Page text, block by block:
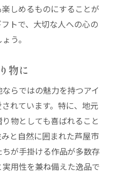
しめるものにすることが
トで、大切な人への心の
う。
物に
らではの魅力を持つアイ
れています。特に、地元
物としても喜ばれること
と自然に囲まれた芦屋市
が手掛ける作品が多数存
用性を兼ね備えた逸品で